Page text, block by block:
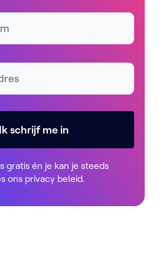
Ik schrijf me in
gratis én je kan je steeds
ons privacy beleid.